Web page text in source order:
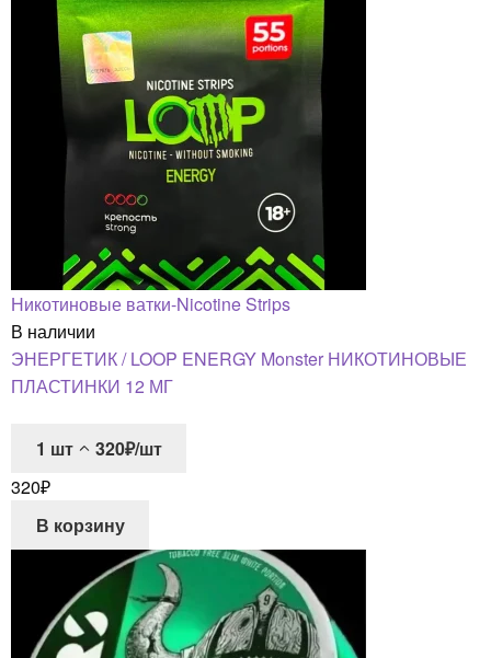
Никотиновые ватки-Nicotine Strips
В наличии
ЭНЕРГЕТИК / LOOP ENERGY Monster НИКОТИНОВЫЕ
ПЛАСТИНКИ 12 МГ
1 шт
320₽/шт
320₽
В корзину